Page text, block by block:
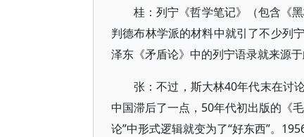
桂：列宁《哲学笔记》（包含《
判德布林学派的材料中就引了不少列
泽东《矛盾论》中的列宁语录就来源于
张：不过，斯大林40年代末在讨
中国滞后了一点，50年代初出版的《
论”中形式逻辑就变为了“好东西”。